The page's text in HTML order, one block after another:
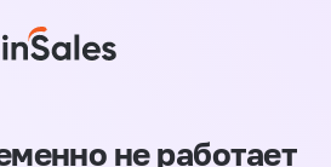
не работает